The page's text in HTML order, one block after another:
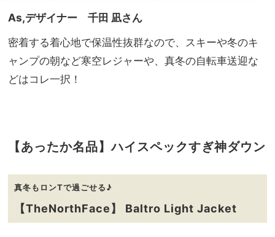
As,デザイナー 千田 凪さん
密着する着心地で保温性抜群なので、スキーや冬のキ
ャンプの朝など寒空レジャーや、真冬の自転車送迎な
どはコレ一択！
【あったか名品】ハイスペックすぎ神ダウン
真冬もロンTで過ごせる♪
【TheNorthFace】 Baltro Light Jacket